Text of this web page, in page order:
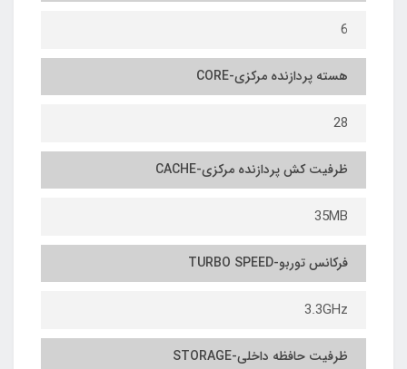
6
هسته پردازنده مرکزی-CORE
28
ظرفیت کش پردازنده مرکزی-CACHE
35MB
فرکانس توربو-TURBO SPEED
3.3GHz
ظرفیت حافظه داخلی-STORAGE